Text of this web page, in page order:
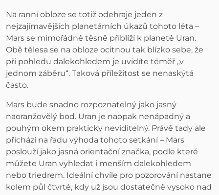
Na ranní obloze se totiž odehraje jeden z
nejzajímavějších planetárních úkazů tohoto léta –
Mars se mimořádně těsně přiblíží k planetě Uran.
Obě tělesa se na obloze ocitnou tak blízko sebe, že
při pohledu dalekohledem je uvidíte téměř „v
jednom záběru“. Taková příležitost se nenaskýtá
často.
Mars bude snadno rozpoznatelný jako jasný
naoranžovělý bod. Uran je naopak nenápadný a
pouhým okem prakticky neviditelný. Právě tady ale
přichází na řadu výhoda tohoto setkání – Mars
poslouží jako jasná orientační značka, podle které
můžete Uran vyhledat i menším dalekohledem
nebo triedrem. Ideální chvíle pro pozorování nastane
kolem půl čtvrté, kdy už jsou dostatečně vysoko nad